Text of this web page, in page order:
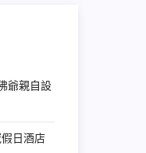
爺親自設
日酒店